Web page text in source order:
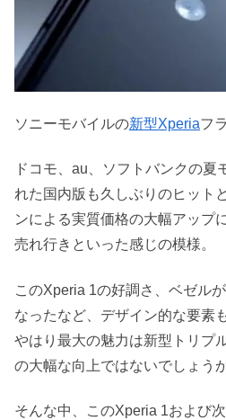
ソニーモバイルの新型Xperiaフ
ドコモ、au、ソフトバンクの夏
れた国内版も久しぶりのヒット
ンによる実質価格の大幅アップ
売れ行きといった感じの模様。
このXperia 1の好調さ、ベゼル
なったなど、デザイン的な要素
やはり最大の魅力は新型トリプ
の大幅な向上ではないでしょうか
そんな中、このXperia 1および